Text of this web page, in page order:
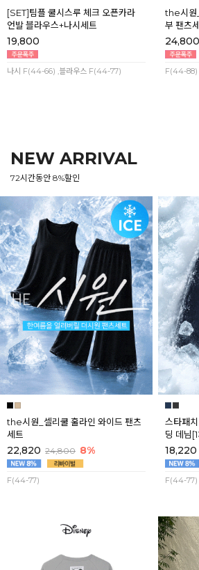
[SET]팀플 쿨시스루 체크 오픈카라
언발 블라우스+나시세트
19,800
나시 F(44-66) ,블라우스 F(44-77)
the시원
부 팬츠
24,800
F(44-88)
NEW ARRIVAL
72시간동안 8%할인
the시원_셀리쿨 훌라인 와이드 팬츠
세트
22,820 24,800 8%
F(44-77)
스타패
딩 데님[1
째주 순
18,220
F(44-77)